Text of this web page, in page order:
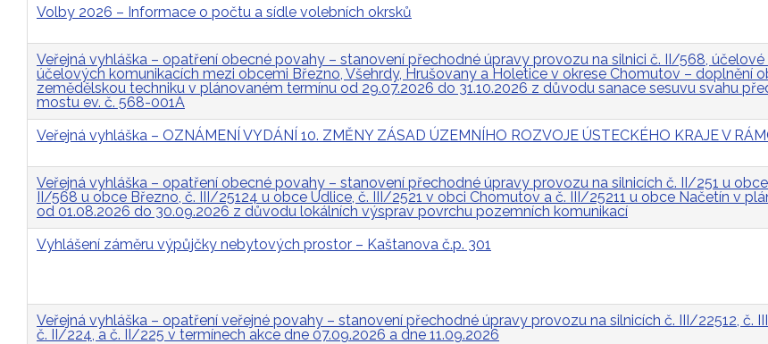
Volby 2026 – Informace o počtu a sídle volebních okrsků
Veřejná vyhláška – opatření obecné povahy – stanovení přechodné úpravy provozu na silnici č. II/568, účelové
účelových komunikacích mezi obcemi Březno, Všehrdy, Hrušovany a Holetice v okrese Chomutov – doplnění
zemědělskou techniku v plánovaném termínu od 29.07.2026 do 31.10.2026 z důvodu sanace sesuvu svahu
mostu ev. č. 568-001A
Veřejná vyhláška – OZNÁMENÍ VYDÁNÍ 10. ZMĚNY ZÁSAD ÚZEMNÍHO ROZVOJE ÚSTECKÉHO KRAJE V
Veřejná vyhláška – opatření obecné povahy – stanovení přechodné úpravy provozu na silnicích č. II/251 u obce
II/568 u obce Březno, č. III/25124 u obce Údlice, č. III/2521 v obci Chomutov a č. III/25211 u obce Načetín v
od 01.08.2026 do 30.09.2026 z důvodu lokálních výsprav povrchu pozemních komunikací
Vyhlášení záměru výpůjčky nebytových prostor – Kaštanova č.p. 301
Veřejná vyhláška – opatření veřejné povahy – stanovení přechodné úpravy provozu na silnicích č. III/22512, č.
č. II/224, a č. II/225 v termínech akce dne 07.09.2026 a dne 11.09.2026